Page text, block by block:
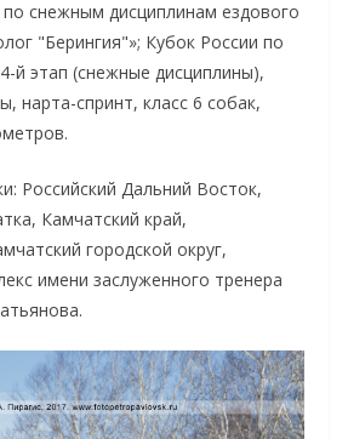
по снежным дисциплинам ездового
"Берингия"»; Кубок России по
й этап (снежные дисциплины),
нарта-спринт, класс 6 собак,
Российский Дальний Восток,
Камчатский край,
городской округ,
имени заслуженного тренера